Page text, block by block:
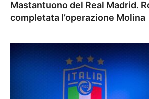
Mastantuono del Real Madrid.
completata l’operazione Molina